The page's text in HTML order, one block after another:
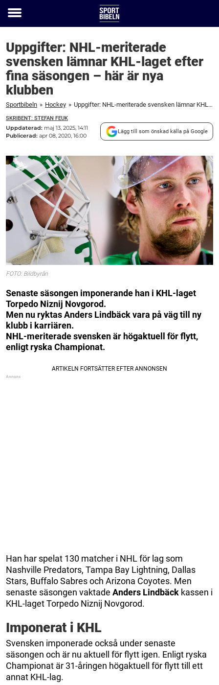
Toggle
Uppgifter: NHL-meriterade
svensken lämnar KHL-laget efter
fina säsongen – här är nya
klubben
Sportbibeln » Hockey » Uppgifter: NHL-meriterade svensken lämnar KHL-laget efter fina säsongen – här är nya klubben
SKRIBENT: STEFAN FEUK
Uppdaterad: maj 13, 2025, 14:11
Publicerad: apr 08, 2020, 16:00
Lägg till som önskad källa på Google
FOTO: Bildbyrån
Senaste säsongen imponerande han i KHL-laget
Torpedo Niznij Novgorod.
Men nu ryktas Anders Lindbäck vara på väg till ny
klubb i karriären.
NHL-meriterade svensken är högaktuell för flytt,
enligt ryska Championat.
Han har spelat 130 matcher i NHL för lag som
Nashville Predators, Tampa Bay Lightning, Dallas
Stars, Buffalo Sabres och Arizona Coyotes. Men
senaste säsongen vaktade Anders Lindbäck kassen i
KHL-laget Torpedo Niznij Novgorod.
Imponerat i KHL
Svensken imponerade också under senaste
säsongen och är nu aktuell för flytt igen. Enligt ryska
Championat är 31-åringen högaktuell för flytt till ett
annat KHL-lag.